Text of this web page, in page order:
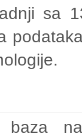
sa
baza